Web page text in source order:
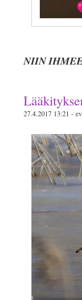
NIIN
27.4.2017 13:21 -